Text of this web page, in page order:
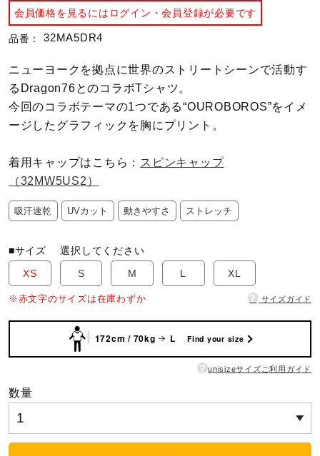
バドミントン
卓球
ソフトボール
柔道
ウィンタースポーツ
ワーキング
会員価格を見るにはログイン・会員登録が必要です
品番： 32MA5DR4
ニューヨークを拠点に世界のストリートシーンで活動す
るDragon76とのコラボTシャツ。
今回のコラボテーマの1つである“OUROBOROS”をイメ
ージしたグラフィックを胸にプリント。
着用キャップはこちら： スピンキャップ
（32MW5US2）
吸汗速乾 UVカット 動きやすさ ストレッチ
■サイズ選択してください
XS
S M L XL
※赤文字のサイズは在庫わずか ? サイズガイド
172cm / 70kg L Find your size
? unisizeサイズご利用ガイド
数量